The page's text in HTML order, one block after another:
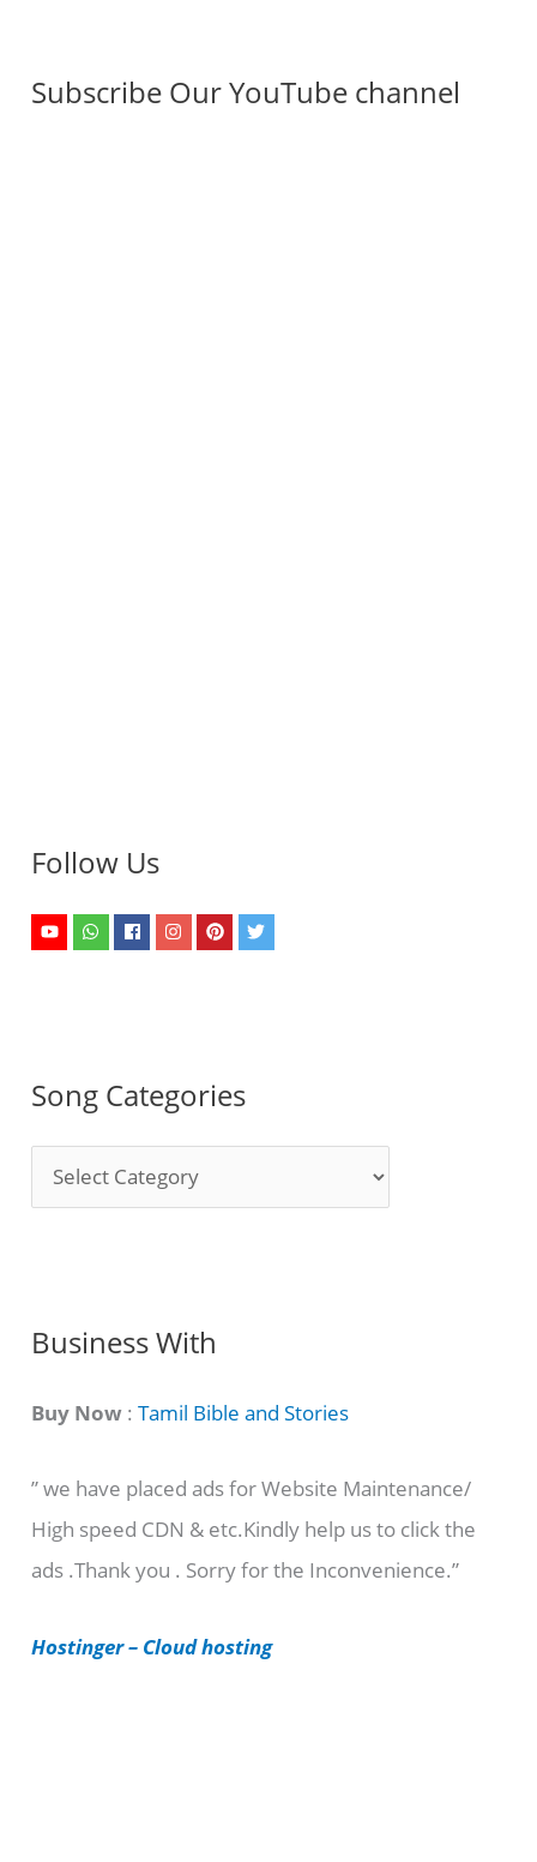
Subscribe Our YouTube channel
Follow Us
Song Categories
o
C
t
g
o
r
e
Business With
Buy Now :Tamil Bible and Stories
” we have placed ads for Website Maintenance/
High speed CDN & etc.Kindly help us to click the
ads .Thank you . Sorry for the Inconvenience.”
Hostinger – Cloud hosting